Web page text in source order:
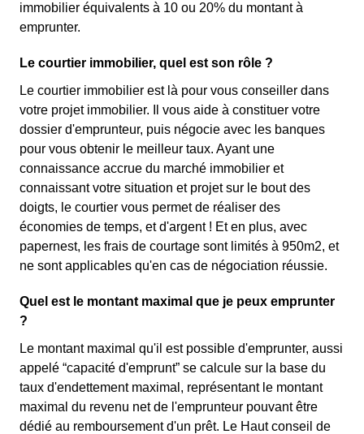
immobilier équivalents à 10 ou 20% du montant à
emprunter.
Le courtier immobilier, quel est son rôle ?
Le courtier immobilier est là pour vous conseiller dans
votre projet immobilier. Il vous aide à constituer votre
dossier d'emprunteur, puis négocie avec les banques
pour vous obtenir le meilleur taux. Ayant une
connaissance accrue du marché immobilier et
connaissant votre situation et projet sur le bout des
doigts, le courtier vous permet de réaliser des
économies de temps, et d'argent ! Et en plus, avec
papernest, les frais de courtage sont limités à 950m2, et
ne sont applicables qu'en cas de négociation réussie.
Quel est le montant maximal que je peux emprunter
?
Le montant maximal qu'il est possible d'emprunter, aussi
appelé “capacité d'emprunt” se calcule sur la base du
taux d'endettement maximal, représentant le montant
maximal du revenu net de l'emprunteur pouvant être
dédié au remboursement d'un prêt. Le Haut conseil de